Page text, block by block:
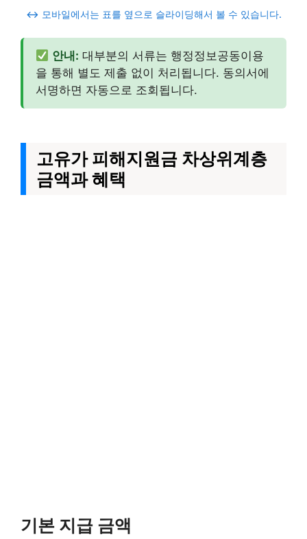
↔️ 모바일에서는 표를 옆으로 슬라이딩해서 볼 수 있습니다.
안내: 대부분의 서류는 행정정보공동이용
을 통해 별도 제출 없이 처리됩니다. 동의서에
서명하면 자동으로 조회됩니다.
고유가 피해지원금 차상위계층
금액과 혜택
기본 지급 금액